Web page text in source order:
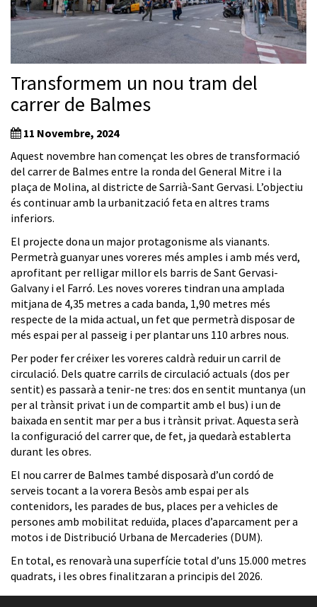
Transformem un nou tram del
carrer de Balmes
11 Novembre, 2024
Aquest novembre han començat les obres de transformació
del carrer de Balmes entre la ronda del General Mitre i la
plaça de Molina, al districte de Sarrià-Sant Gervasi. L’objectiu
és continuar amb la urbanització feta en altres trams
inferiors.
El projecte dona un major protagonisme als vianants.
Permetrà guanyar unes voreres més amples i amb més verd,
aprofitant per relligar millor els barris de Sant Gervasi-
Galvany i el Farró. Les noves voreres tindran una amplada
mitjana de 4,35 metres a cada banda, 1,90 metres més
respecte de la mida actual, un fet que permetrà disposar de
més espai per al passeig i per plantar uns 110 arbres nous.
Per poder fer créixer les voreres caldrà reduir un carril de
circulació. Dels quatre carrils de circulació actuals (dos per
sentit) es passarà a tenir-ne tres: dos en sentit muntanya (un
per al trànsit privat i un de compartit amb el bus) i un de
baixada en sentit mar per a bus i trànsit privat. Aquesta serà
la configuració del carrer que, de fet, ja quedarà establerta
durant les obres.
El nou carrer de Balmes també disposarà d’un cordó de
serveis tocant a la vorera Besòs amb espai per als
contenidors, les parades de bus, places per a vehicles de
persones amb mobilitat reduïda, places d’aparcament per a
motos i de Distribució Urbana de Mercaderies (DUM).
En total, es renovarà una superfície total d’uns 15.000 metres
quadrats, i les obres finalitzaran a principis del 2026.